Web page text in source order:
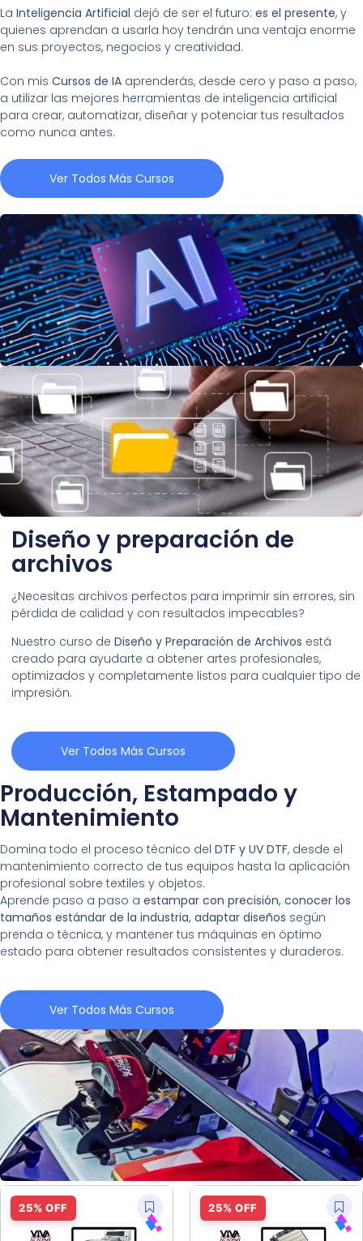
La Inteligencia Artificial dejó de ser el futuro: es el presente, y
quienes aprendan a usarla hoy tendrán una ventaja enorme
en sus proyectos, negocios y creatividad.
Con mis Cursos de IA aprenderás, desde cero y paso a paso,
a utilizar las mejores herramientas de inteligencia artificial
para crear, automatizar, diseñar y potenciar tus resultados
como nunca antes.
Ver Todos Más Cursos
Diseño y preparación de
archivos
¿Necesitas archivos perfectos para imprimir sin errores, sin
pérdida de calidad y con resultados impecables?
Nuestro curso de Diseño y Preparación de Archivos está
creado para ayudarte a obtener artes profesionales,
optimizados y completamente listos para cualquier tipo de
impresión.
Ver Todos Más Cursos
Producción, Estampado y
Mantenimiento
Domina todo el proceso técnico del DTF y UV DTF, desde el
mantenimiento correcto de tus equipos hasta la aplicación
profesional sobre textiles y objetos.
Aprende paso a paso a estampar con precisión, conocer los
tamaños estándar de la industria, adaptar diseños según
prenda o técnica, y mantener tus máquinas en óptimo
estado para obtener resultados consistentes y duraderos.
Ver Todos Más Cursos